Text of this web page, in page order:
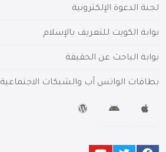
لجنة الدعوة الإلكترونية
بوابة الكويت للتعريف بالإسلام
بوابة الباحث عن الحقيقة
بطاقات الواتس آب والشبكات الاجتماعية